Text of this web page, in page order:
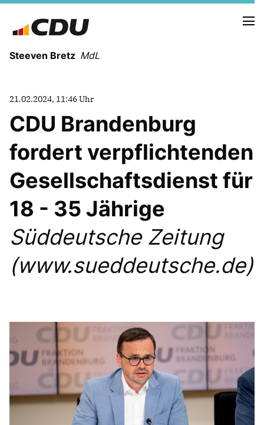
Steeven Bretz MdL
VITA
WAHLKREISBESUCHE
PRESSEFOTOS
MEIN BÜRGERBÜRO
MEIN WAHLKREIS
ZIELE
Redebeiträge
Anträge CDU
CDU Deutschland
CDU Fraktion im Brandenburger Landtag
CDU Brandenburg
CDU Potsdam
21.02.2024, 11:46 Uhr
CDU Brandenburg
fordert verpflichtenden
Gesellschaftsdienst für
18 - 35 Jährige
Süddeutsche Zeitung
(www.sueddeutsche.de)